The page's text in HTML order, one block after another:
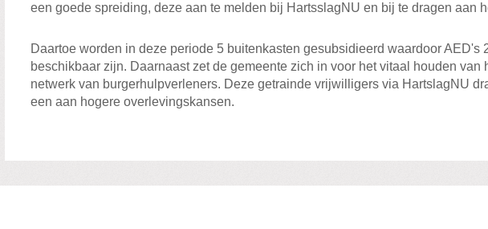
een goede spreiding, deze aan te melden bij HartsslagNU en bij te dragen aan
Daartoe worden in deze periode 5 buitenkasten gesubsidieerd waardoor AED's
beschikbaar zijn. Daarnaast zet de gemeente zich in voor het vitaal houden van
netwerk van burgerhulpverleners. Deze getrainde vrijwilligers via HartslagNU
een aan hogere overlevingskansen.